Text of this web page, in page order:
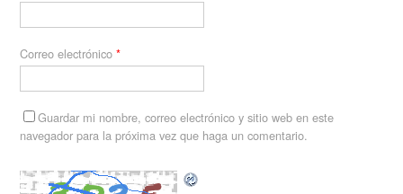
Correo electrónico*
Guardar mi nombre, correo electrónico y sitio web en este
navegador para la próxima vez que haga un comentario.